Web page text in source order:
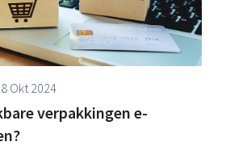
Okt 2024
verpakkingen e-